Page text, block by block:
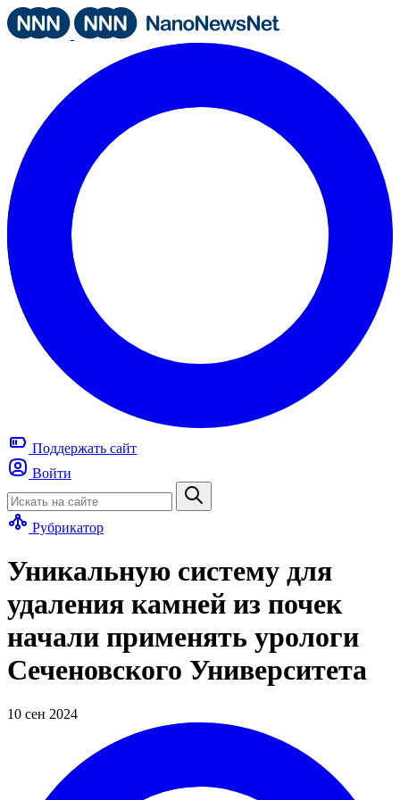
Поддержать сайт
Войти
Рубрикатор
Уникальную систему для
удаления камней из почек
начали применять урологи
Сеченовского Университета
10 сен 2024